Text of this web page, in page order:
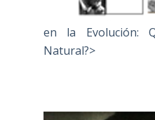
en la Evolución:
Natural?>